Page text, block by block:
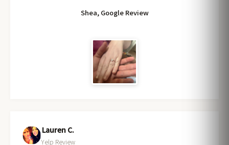
Shea, Google Review
Lauren C.
Yelp Review